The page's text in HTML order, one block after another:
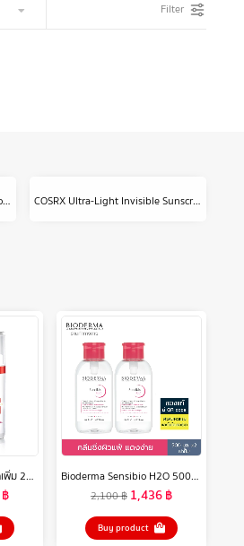
Filter
[ใหม่!] Smooth E Gold 24k Glow Booster Anti-Aging Serum 30ml. ลดเลือนริ้วรอยร่องลึก ลดเลือนฝ้าแดดสะสม COSRX Ultra-Light Invisible Sunscreen ครีมกันแดดเนื้อเซรั่ม SPF50 PA++++ 50 Ml.
[ลดสูงสุด 50% + โค้ดลดเพิ่ม 20%]นีเวีย ลูมินัส630 แอนตี้สปอต 2-อิน-1 แอนตี้-เอจ แอนด์ สปอต เซรั่ม 30 มล. 2ชิ้น NIVEA
฿
Bioderma Sensibio H2O 500ml x 2 ฝาปั๊ม (Twin Pack) คลีนซิ่งเช็ดทำความสะอาดผิวหน้า สำหรับผิวแพ้ ระคายง่าย
2,100฿ 1,436฿
Buy product